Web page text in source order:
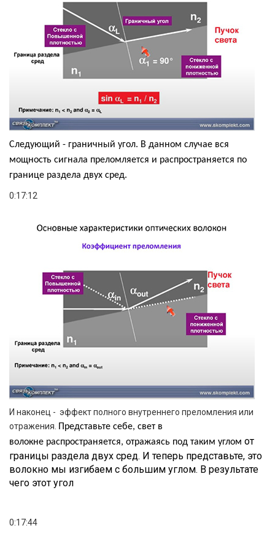
Следующий - граничный угол. В данном случае вся
мощность сигнала преломляется и распространяется по
границе раздела двух сред.
0:17:12
И наконец - эффект полного внутреннего преломления или
отражения. Представьте себе, свет в
волокне распространяется, отражаясь под таким углом от
границы раздела двух сред. И теперь представьте, это
волокно мы изгибаем с большим углом. В результате
чего этот угол
0:17:44